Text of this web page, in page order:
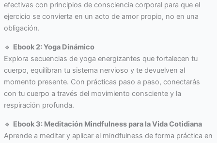
efectivas con principios de consciencia corporal para que el
ejercicio se convierta en un acto de amor propio, no en una
obligación.
🔹 Ebook 2: Yoga Dinámico
Explora secuencias de yoga energizantes que fortalecen tu
cuerpo, equilibran tu sistema nervioso y te devuelven al
momento presente. Con prácticas paso a paso, conectarás
con tu cuerpo a través del movimiento consciente y la
respiración profunda.
🔹 Ebook 3: Meditación Mindfulness para la Vida Cotidiana
Aprende a meditar y aplicar el mindfulness de forma práctica en